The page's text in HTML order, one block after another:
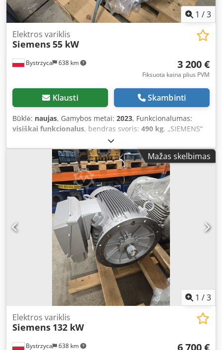
1 /3
Bystrzyca 638 km
Elektros variklis
Siemens55 kW
3 200 €
Fiksuota kaina plius PVM
Klausti Skambinti
Būklė: naujas, Gamybos metai: 2023, Funkcionalumas:
visiškai funkcionalus, bendras svoris: 490 kg, „SIEMENS“
variklis, 55 kW Naujas 1486 aps./min. Dsdpfezr Imaex
Aczeck Garantija – 12 mėnesių.
Mažas skelbimas
1 /3
Bystrzyca 638 km
Elektros variklis
Siemens 132 kW
6 700 €